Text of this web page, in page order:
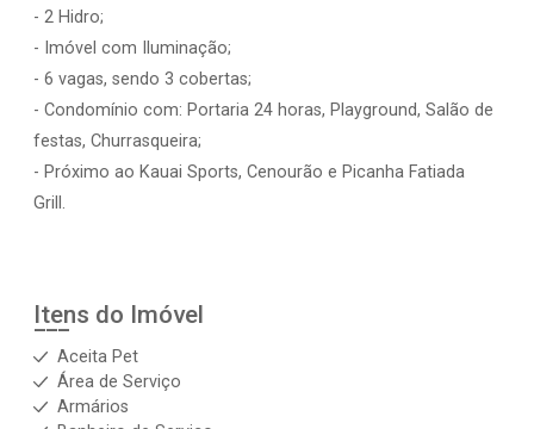
- 2 Hidro;
- Imóvel com Iluminação;
- 6 vagas, sendo 3 cobertas;
- Condomínio com: Portaria 24 horas, Playground, Salão de
festas, Churrasqueira;
- Próximo ao Kauai Sports, Cenourão e Picanha Fatiada
Grill.
Itens do Imóvel
Aceita Pet
Área de Serviço
Armários